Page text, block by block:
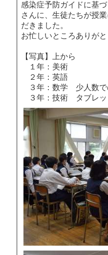
感染症予防ガイドに基
さんに、生徒たちが授
だきました。
お忙しいところありが
【写真】上から
１年：美術
２年：英語
３年：数学 少人数で
３年：技術 タブレッ